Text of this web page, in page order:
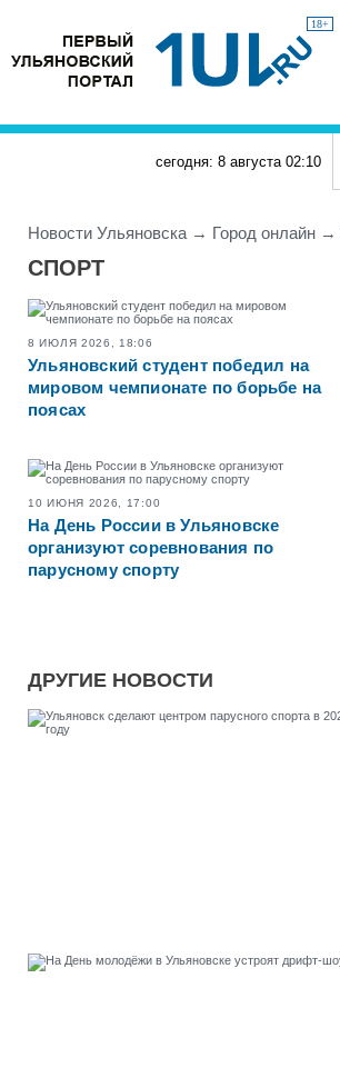
18+
сегодня: 8 августа 02:10
Новости Ульяновска → Город онлайн →
СПОРТ
8 ИЮЛЯ 2026, 18:06
Ульяновский студент победил на
мировом чемпионате по борьбе на
поясах
10 ИЮНЯ 2026, 17:00
На День России в Ульяновске
организуют соревнования по
парусному спорту
ДРУГИЕ НОВОСТИ